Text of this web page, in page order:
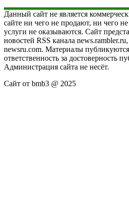
Данный сайт не является
сайте ни чего не продают, ни чего
услуги не оказываются. Сайт
новостей RSS канала
newsru.com. Материалы
ответственность за достоверность
Администрация сайта не несёт.
Сайт от bmb3 @ 2025